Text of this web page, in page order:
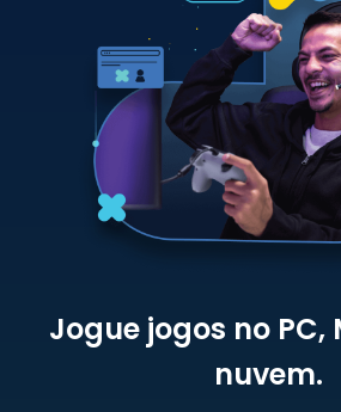
Jogue jogos no PC,
nuvem.